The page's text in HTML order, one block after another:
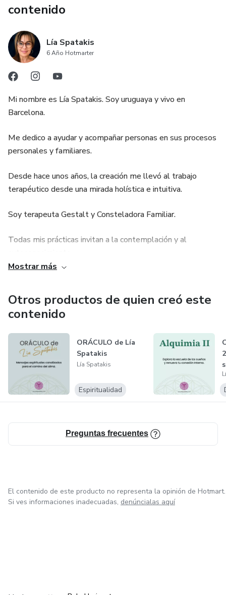
contenido
Lía Spatakis
6 Año Hotmarter
Mi nombre es Lía Spatakis. Soy uruguaya y vivo en
Barcelona.
Me dedico a ayudar y acompañar personas en sus procesos
personales y familiares.
Desde hace unos años, la creación me llevó al trabajo
terapéutico desde una mirada holística e intuitiva.
Soy terapeuta Gestalt y Consteladora Familiar.
Todas mis prácticas invitan a la contemplación y al
profundamente.
por uno mismo, aunque caminando en relación con otro o
con otros.
Mostrar más
Otros productos de quien creó este
contenido
ORÁCULO de Lía
Spatakis
Lía Spatakis
Espiritualidad
Preguntas frecuentes
El contenido de este producto no representa la opinión de Hotmart.
Si ves informaciones inadecuadas, denúncialas aquí